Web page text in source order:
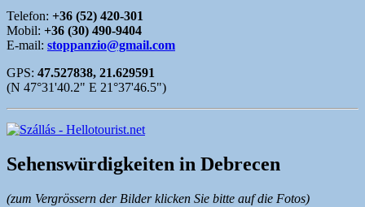
Telefon: +36 (52) 420-301
Mobil: +36 (30) 490-9404
E-mail: stoppanzio@gmail.com
GPS: 47.527838, 21.629591
(N 47°31'40.2" E 21°37'46.5")
Sehenswürdigkeiten in Debrecen
(zum Vergrössern der Bilder klicken Sie bitte auf die Fotos)